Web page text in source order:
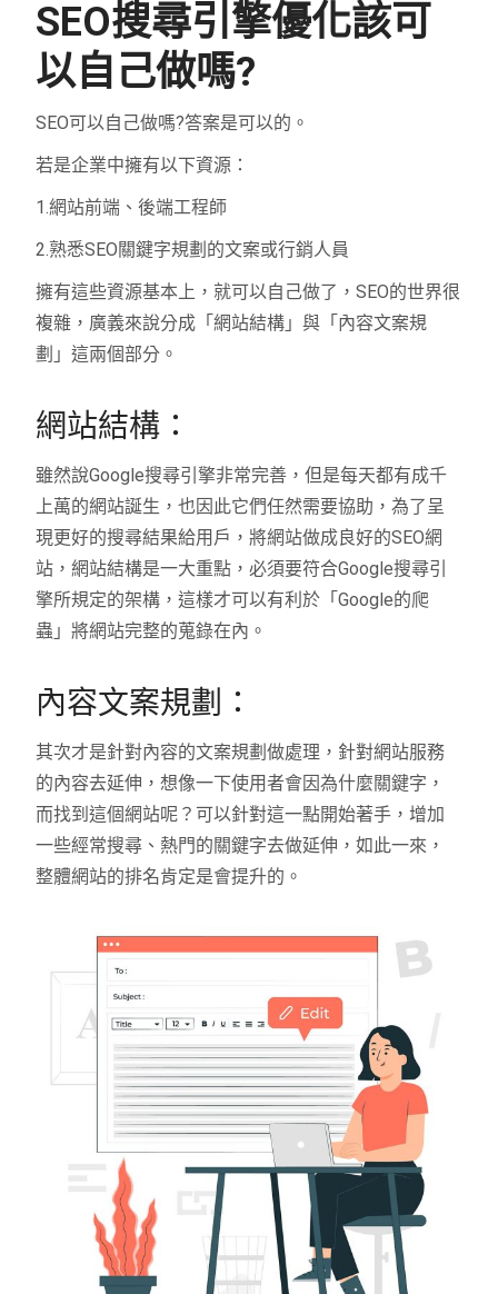
SEO搜尋引擎優化該可
以自己做嗎?
SEO可以自己做嗎?答案是可以的。
若是企業中擁有以下資源：
1.網站前端、後端工程師
2.熟悉SEO關鍵字規劃的文案或行銷人員
擁有這些資源基本上，就可以自己做了，SEO的世界很
複雜，廣義來說分成「網站結構」與「內容文案規
劃」這兩個部分。
網站結構：
雖然說Google搜尋引擎非常完善，但是每天都有成千
上萬的網站誕生，也因此它們任然需要協助，為了呈
現更好的搜尋結果給用戶，將網站做成良好的SEO網
站，網站結構是一大重點，必須要符合Google搜尋引
擎所規定的架構，這樣才可以有利於「Google的爬
蟲」將網站完整的蒐錄在內。
內容文案規劃：
其次才是針對內容的文案規劃做處理，針對網站服務
的內容去延伸，想像一下使用者會因為什麼關鍵字，
而找到這個網站呢？可以針對這一點開始著手，增加
一些經常搜尋、熱門的關鍵字去做延伸，如此一來，
整體網站的排名肯定是會提升的。